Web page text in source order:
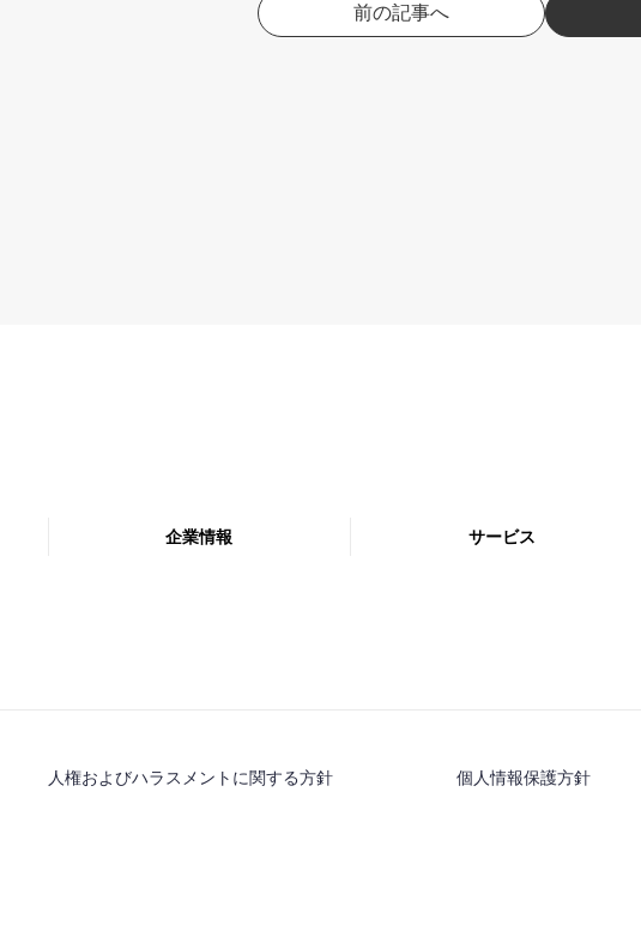
前の記事へ
企業情報 サービス
人権およびハラスメントに関する方針 個人情報保護方針